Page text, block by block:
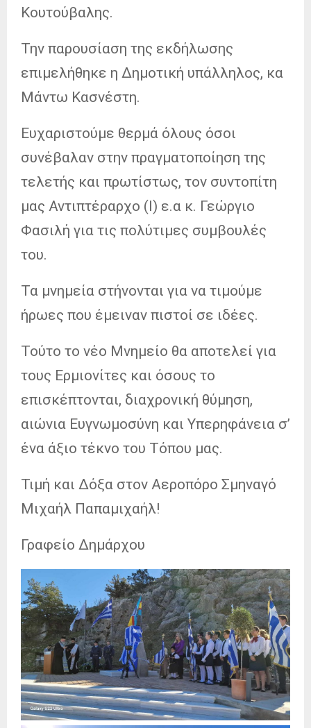
Κουτούβαλης.
Την παρουσίαση της εκδήλωσης
επιμελήθηκε η Δημοτική υπάλληλος, κα
Μάντω Κασνέστη.
Ευχαριστούμε θερμά όλους όσοι
συνέβαλαν στην πραγματοποίηση της
τελετής και πρωτίστως, τον συντοπίτη
μας Αντιπτέραρχο (Ι) ε.α κ. Γεώργιο
Φασιλή για τις πολύτιμες συμβουλές
του.
Τα μνημεία στήνονται για να τιμούμε
ήρωες που έμειναν πιστοί σε ιδέες.
Τούτο το νέο Μνημείο θα αποτελεί για
τους Ερμιονίτες και όσους το
επισκέπτονται, διαχρονική θύμηση,
αιώνια Ευγνωμοσύνη και Υπερηφάνεια σ’
ένα άξιο τέκνο του Τόπου μας.
Τιμή και Δόξα στον Αεροπόρο Σμηναγό
Μιχαήλ Παπαμιχαήλ!
Γραφείο Δημάρχου